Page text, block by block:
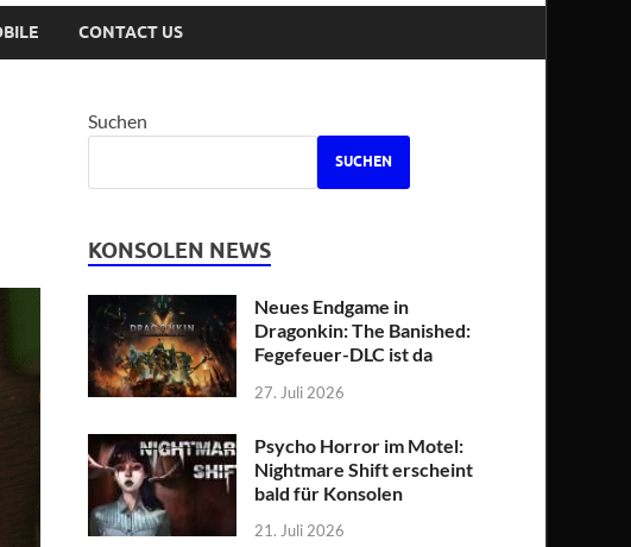
CONTACT US
Suchen
SUCHEN
KONSOLEN NEWS
Neues Endgame in
Dragonkin: The Banished:
Fegefeuer-DLC ist da
27. Juli 2026
Psycho Horror im Motel:
Nightmare Shift erscheint
bald für Konsolen
21. Juli 2026